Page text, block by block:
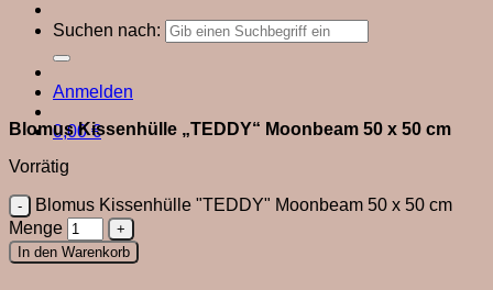
Suchen nach:
Anmelden
0,00€
Blomus Kissenhülle „TEDDY“ Moonbeam 50 x 50 cm
Vorrätig
Blomus Kissenhülle "TEDDY" Moonbeam 50 x 50 cm
Menge
In den Warenkorb